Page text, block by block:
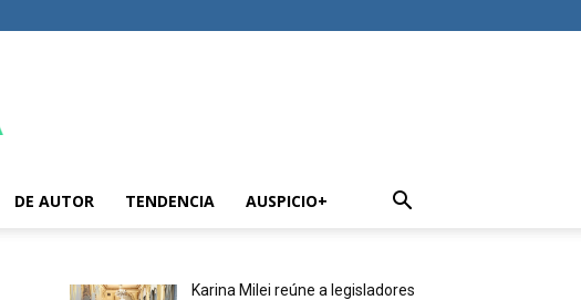
DE AUTOR TENDENCIA AUSPICIO+
Karina Milei reúne a legisladores